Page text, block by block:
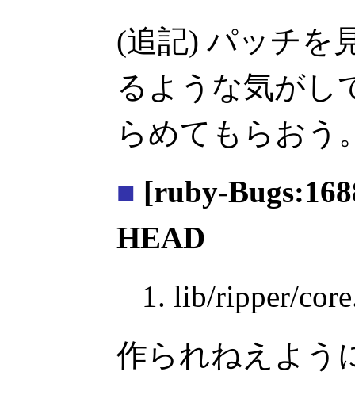
(追記) パッチを
るような気がし
らめてもらおう
■ [ruby-
HEAD
lib/ripper/
作られねえよう